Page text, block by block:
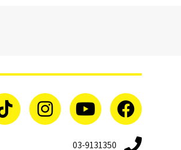
03-9131350